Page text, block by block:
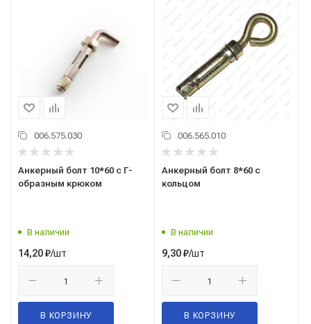
006.575.030
Анкерный болт 10*60 с Г-
образным крюком
В наличии
14,20₽/шт
В КОРЗИНУ
006.565.010
Анкерный болт 8*60 с
кольцом
В наличии
9,30₽/шт
В КОРЗИНУ